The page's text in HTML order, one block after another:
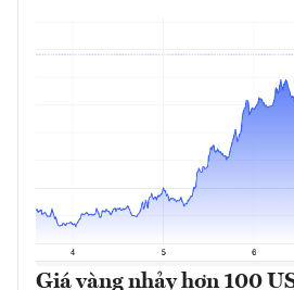
Giá vàng nhảy hơn 100